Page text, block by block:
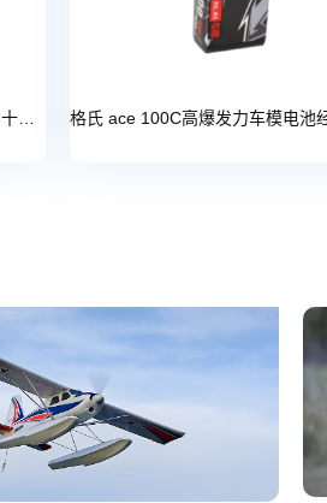
格氏 ace 70C 车模电池经典系列 动力十足 【改装开山斧动力推荐】